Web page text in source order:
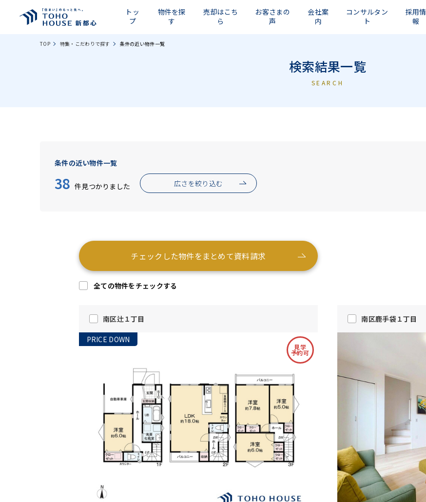
トッ
プ
物件を探
す
売却はこち
ら
お客さまの
声
会社案
内
コンサルタン
ト
採用情
報
TOP 特集・こだわりで探す 条件の近い物件一覧
検索結果一覧
SEARCH
条件の近い物件一覧
38 件見つかりました 広さを絞り込む
チェックした物件をまとめて資料請求
全ての物件をチェックする
南区辻１丁目
PRICE DOWN
見学
予約可
南区鹿手袋１丁目